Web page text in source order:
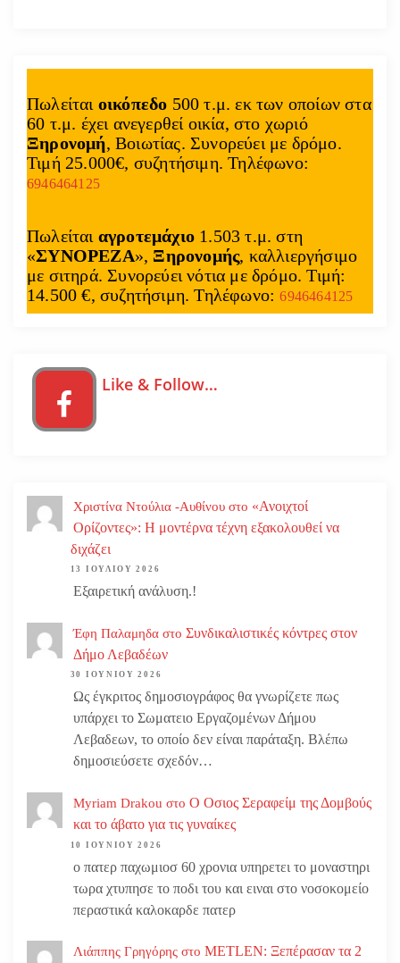
Πωλείται οικόπεδο 500 τ.μ. εκ των οποίων στα
60 τ.μ. έχει ανεγερθεί οικία, στο χωριό
Ξηρονομή, Βοιωτίας. Συνορεύει με δρόμο.
Τιμή 25.000€, συζητήσιμη. Τηλέφωνο:
6946464125
Πωλείται αγροτεμάχιο 1.503 τ.μ. στη
«ΣΥΝΟΡΕΖΑ», Ξηρονομής, καλλιεργήσιμο
με σιτηρά. Συνορεύει νότια με δρόμο. Τιμή:
14.500 €, συζητήσιμη. Τηλέφωνο:6946464125
Like & Follow…
Χριστίνα Ντούλια -Αυθίνου στο «Ανοιχτοί
Ορίζοντες»: Η μοντέρνα τέχνη εξακολουθεί να
διχάζει
13 ΙΟΥΛΊΟΥ 2026
Εξαιρετική ανάλυση.!
Έφη Παλαμηδα στο Συνδικαλιστικές κόντρες στον
Δήμο Λεβαδέων
30 ΙΟΥΝΊΟΥ 2026
Ως έγκριτος δημοσιογράφος θα γνωρίζετε πως
υπάρχει το Σωματειο Εργαζομένων Δήμου
Λεβαδεων, το οποίο δεν είναι παράταξη. Βλέπω
δημοσιεύσετε σχεδόν…
Myriam Drakou στο Ο Οσιος Σεραφείμ της Δομβούς
και το άβατο για τις γυναίκες
10 ΙΟΥΝΊΟΥ 2026
ο πατερ παχωμιοσ 60 χρονια υπηρετει το μοναστηρι
τωρα χτυπησε το ποδι του και ειναι στο νοσοκομείο
περαστικά καλοκαρδε πατερ
Λιάππης Γρηγόρης στο METLEN: Ξεπέρασαν τα 2